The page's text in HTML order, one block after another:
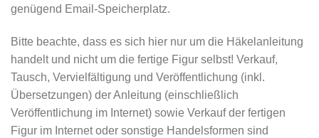
genügend Email-Speicherplatz.
Bitte beachte, dass es sich hier nur um die Häkelanleitung
handelt und nicht um die fertige Figur selbst! Verkauf,
Tausch, Vervielfältigung und Veröffentlichung (inkl.
Übersetzungen) der Anleitung (einschließlich
Veröffentlichung im Internet) sowie Verkauf der fertigen
Figur im Internet oder sonstige Handelsformen sind